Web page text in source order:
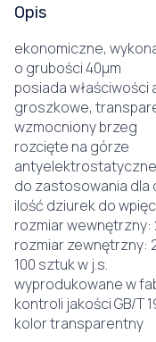
Opis
ekonomiczne,
o grubości 40µm
posiada
groszkowe,
wzmocniony brzeg
rozcięte na górze
do zastosowania dla
ilość dziurek do
rozmiar wewnętrzny:
rozmiar zewnętrzny:
100 sztuk w j.s.
wyprodukowane w
kontroli jakości GB/T
kolor transparentny